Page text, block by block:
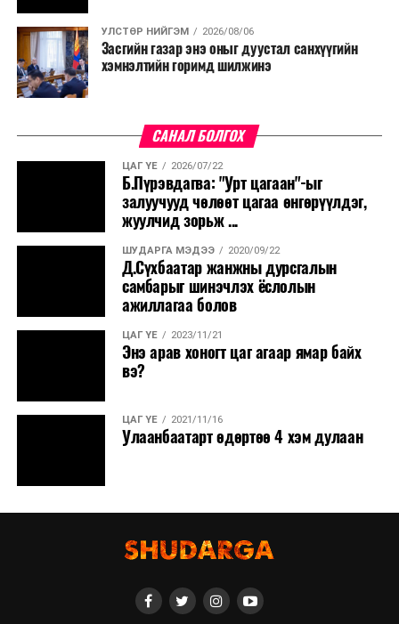
УЛСТӨР НИЙГЭМ 2026/08/06
Засгийн газар энэ оныг дуустал санхүүгийн
хэмнэлтийн горимд шилжинэ
САНАЛ БОЛГОХ
ЦАГ ҮЕ 2026/07/22
Б.Пүрэвдагва: "Урт цагаан"-ыг
залуучууд чөлөөт цагаа өнгөрүүлдэг,
жуулчид зорьж ...
ШУДАРГА МЭДЭЭ 2020/09/22
Д.Сүхбаатар жанжны дурсгалын
самбарыг шинэчлэх ёслолын
ажиллагаа болов
ЦАГ ҮЕ 2023/11/21
Энэ арав хоногт цаг агаар ямар байх
вэ?
ЦАГ ҮЕ 2021/11/16
Улаанбаатарт өдөртөө 4 хэм дулаан